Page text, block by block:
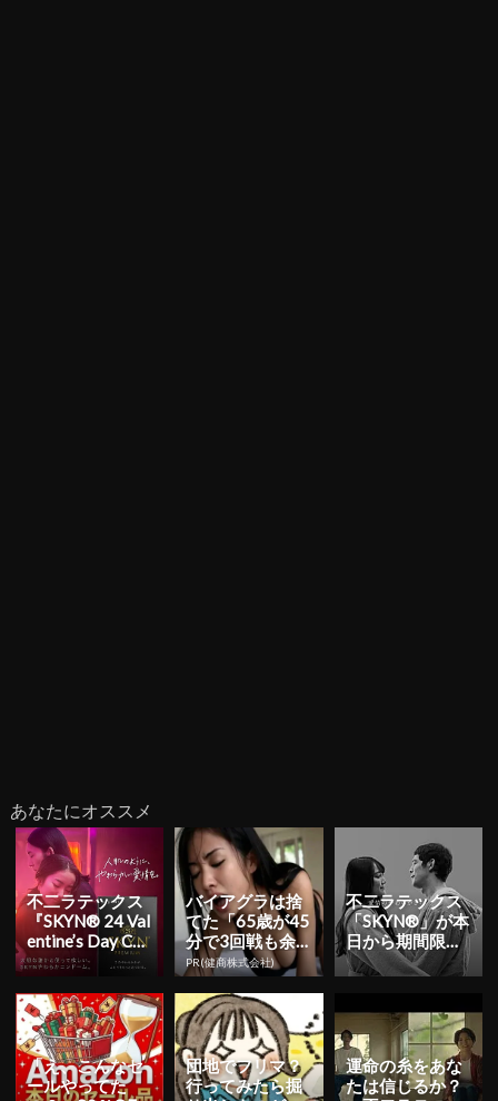
あなたにオススメ
不二ラテックス
『SKYN® 24 Val
entine’s Day Ca
mpaig...
バイアグラは捨
てた「65歳が45
分で3回戦も余
裕」980円で朝
まで絶好調！
PR(健商株式会社)
不二ラテックス
「SKYN®」が本
日から期間限定
でサンプリング
キャンペーンを
「え、こんなセ
ールやってた
団地でフリマ？
行ってみたら掘
運命の糸をあな
たは信じるか？